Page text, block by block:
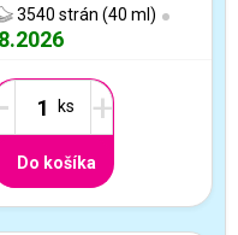
3540 strán (40 ml)
+
Do košíka